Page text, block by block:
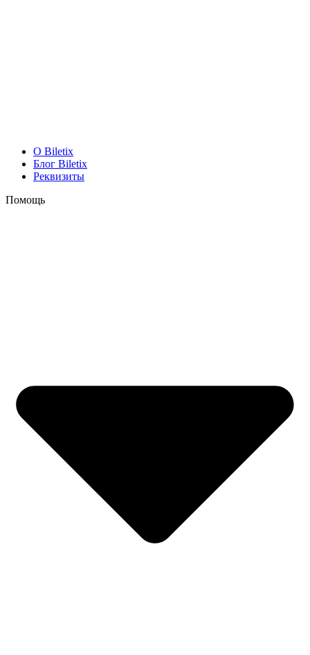
O Biletix
Блог Biletix
Реквизиты
Помощь